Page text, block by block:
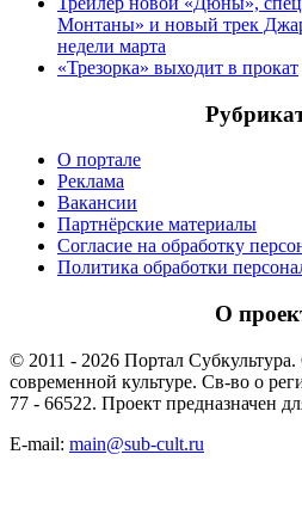
Монтаны» и новый трек
недели марта
«Трезорка» выходит в прокат
О портале
Реклама
Вакансии
Партнёрские материалы
Согласие на обработку
Политика обработки
О
© 2011 - 2026 Портал
современной культуре. Св-во о
77 - 66522. Проект предназначен
E-mail: main@sub-cult.ru